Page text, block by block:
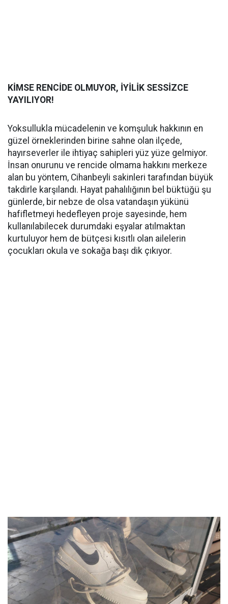
KİMSE RENCİDE OLMUYOR, İYİLİK SESSİZCE
YAYILIYOR!
Yoksullukla mücadelenin ve komşuluk hakkının en
güzel örneklerinden birine sahne olan ilçede,
hayırseverler ile ihtiyaç sahipleri yüz yüze gelmiyor.
İnsan onurunu ve rencide olmama hakkını merkeze
alan bu yöntem, Cihanbeyli sakinleri tarafından büyük
takdirle karşılandı. Hayat pahalılığının bel büktüğü şu
günlerde, bir nebze de olsa vatandaşın yükünü
hafifletmeyi hedefleyen proje sayesinde, hem
kullanılabilecek durumdaki eşyalar atılmaktan
kurtuluyor hem de bütçesi kısıtlı olan ailelerin
çocukları okula ve sokağa başı dik çıkıyor.